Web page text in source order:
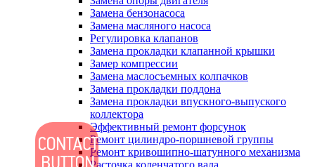
Замена бензонасоса
Замена масляного насоса
Регулировка клапанов
Замена прокладки клапанной крышки
Замер компрессии
Замена маслосъемных колпачков
Замена прокладки поддона
Замена прокладки впускного-выпуского
коллектора
Эффективный ремонт форсунок
Ремонт цилиндро-поршневой группы
Ремонт кривошипно-шатунного механизма
Расточка коленчатого вала